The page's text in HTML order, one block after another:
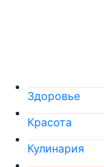
Здоровье
Красота
Кулинария